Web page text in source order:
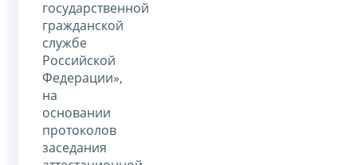
государственной
гражданской
службе
Российской
Федерации»,
на
основании
протоколов
заседания